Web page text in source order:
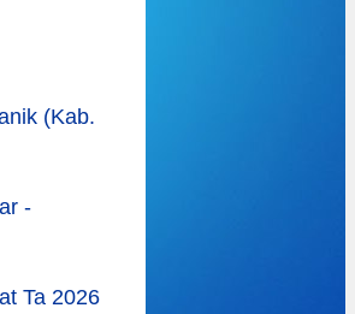
(Kab.
-
Ta 2026